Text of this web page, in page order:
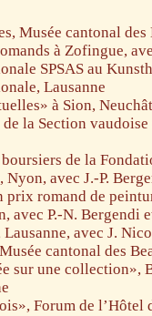
Musée cantonal
à Zofingue,
SPSAS au
Lausanne
à Sion,
la Section
de la
avec J.-P.
romand de
avec P.-N. Bergendi
avec J.
cantonal des
sur une collection»,
Forum de l’Hôtel